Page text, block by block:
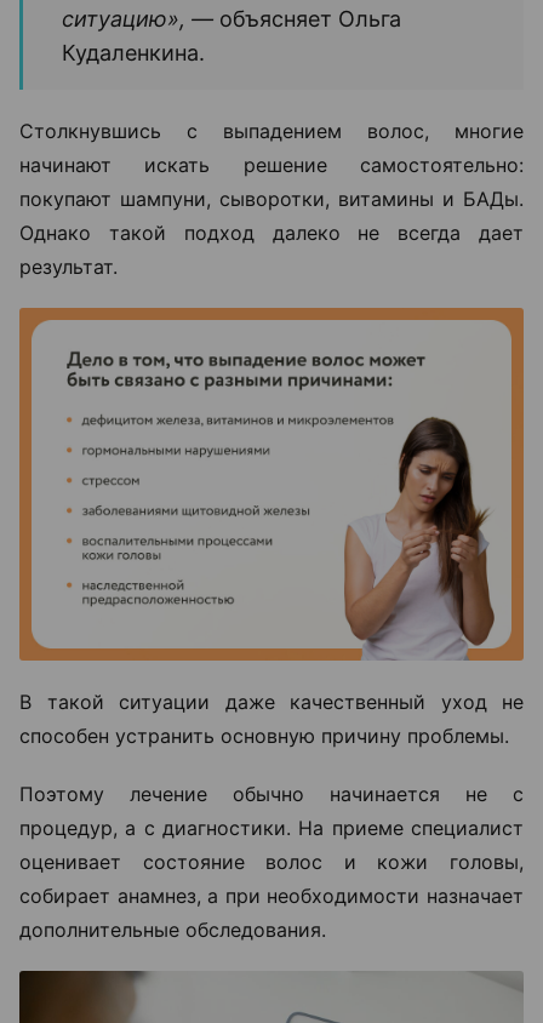
ситуацию», — объясняет Ольга
Кудаленкина.
Столкнувшись с выпадением волос, многие
начинают искать решение самостоятельно:
покупают шампуни, сыворотки, витамины и БАДы.
Однако такой подход далеко не всегда дает
результат.
В такой ситуации даже качественный уход не
способен устранить основную причину проблемы.
Поэтому лечение обычно начинается не с
процедур, а с диагностики. На приеме специалист
оценивает состояние волос и кожи головы,
собирает анамнез, а при необходимости назначает
дополнительные обследования.